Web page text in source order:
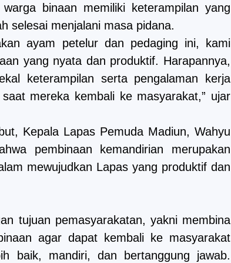
binaan memiliki keterampilan yang
selesai menjalani masa pidana.
ayam petelur dan pedaging ini, kami
yang nyata dan produktif. Harapannya,
keterampilan serta pengalaman kerja
mereka kembali ke masyarakat,” ujar
Kepala Lapas Pemuda Madiun, Wahyu
pembinaan kemandirian merupakan
mewujudkan Lapas yang produktif dan
tujuan pemasyarakatan, yakni membina
agar dapat kembali ke masyarakat
baik, mandiri, dan bertanggung jawab.